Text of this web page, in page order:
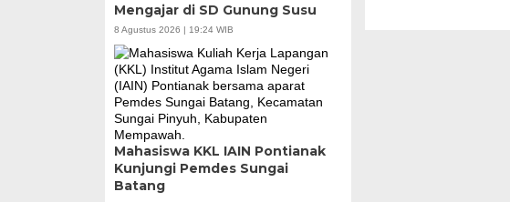
Mengajar di SD Gunung Susu
8 Agustus 2026 | 19:24 WIB
Mahasiswa KKL IAIN Pontianak
Kunjungi Pemdes Sungai
Batang